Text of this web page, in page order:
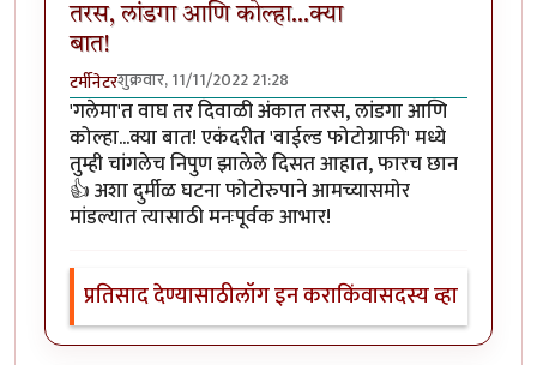
तरस, लांडगा आणि कोल्हा...क्या
बात!
टर्मीनेटरशुक्रवार, 11/11/2022 21:28
'गलेमा'त वाघ तर दिवाळी अंकात तरस, लांडगा आणि
कोल्हा...क्या बात! एकंदरीत 'वाईल्ड फोटोग्राफी' मध्ये
तुम्ही चांगलेच निपुण झालेले दिसत आहात, फारच छान
👍 अशा दुर्मीळ घटना फोटोरुपाने आमच्यासमोर
मांडल्यात त्यासाठी मनःपूर्वक आभार!
प्रतिसाद देण्यासाठीलॉग इन कराकिंवासदस्य व्हा